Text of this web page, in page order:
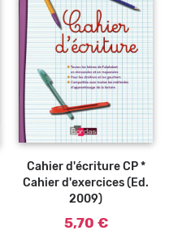
Ajouter au
Cahier d'écriture CP *
Cahier d'exercices (Ed.
2009)
5,70 €